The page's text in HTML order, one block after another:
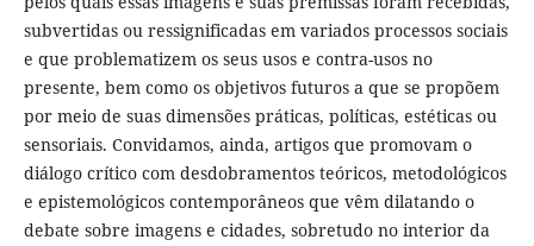
subvertidas ou ressignificadas em variados processos sociais
e que problematizem os seus usos e contra-usos no
presente, bem como os objetivos futuros a que se propõem
por meio de suas dimensões práticas, políticas, estéticas ou
sensoriais. Convidamos, ainda, artigos que promovam o
diálogo crítico com desdobramentos teóricos, metodológicos
e epistemológicos contemporâneos que vêm dilatando o
debate sobre imagens e cidades, sobretudo no interior da